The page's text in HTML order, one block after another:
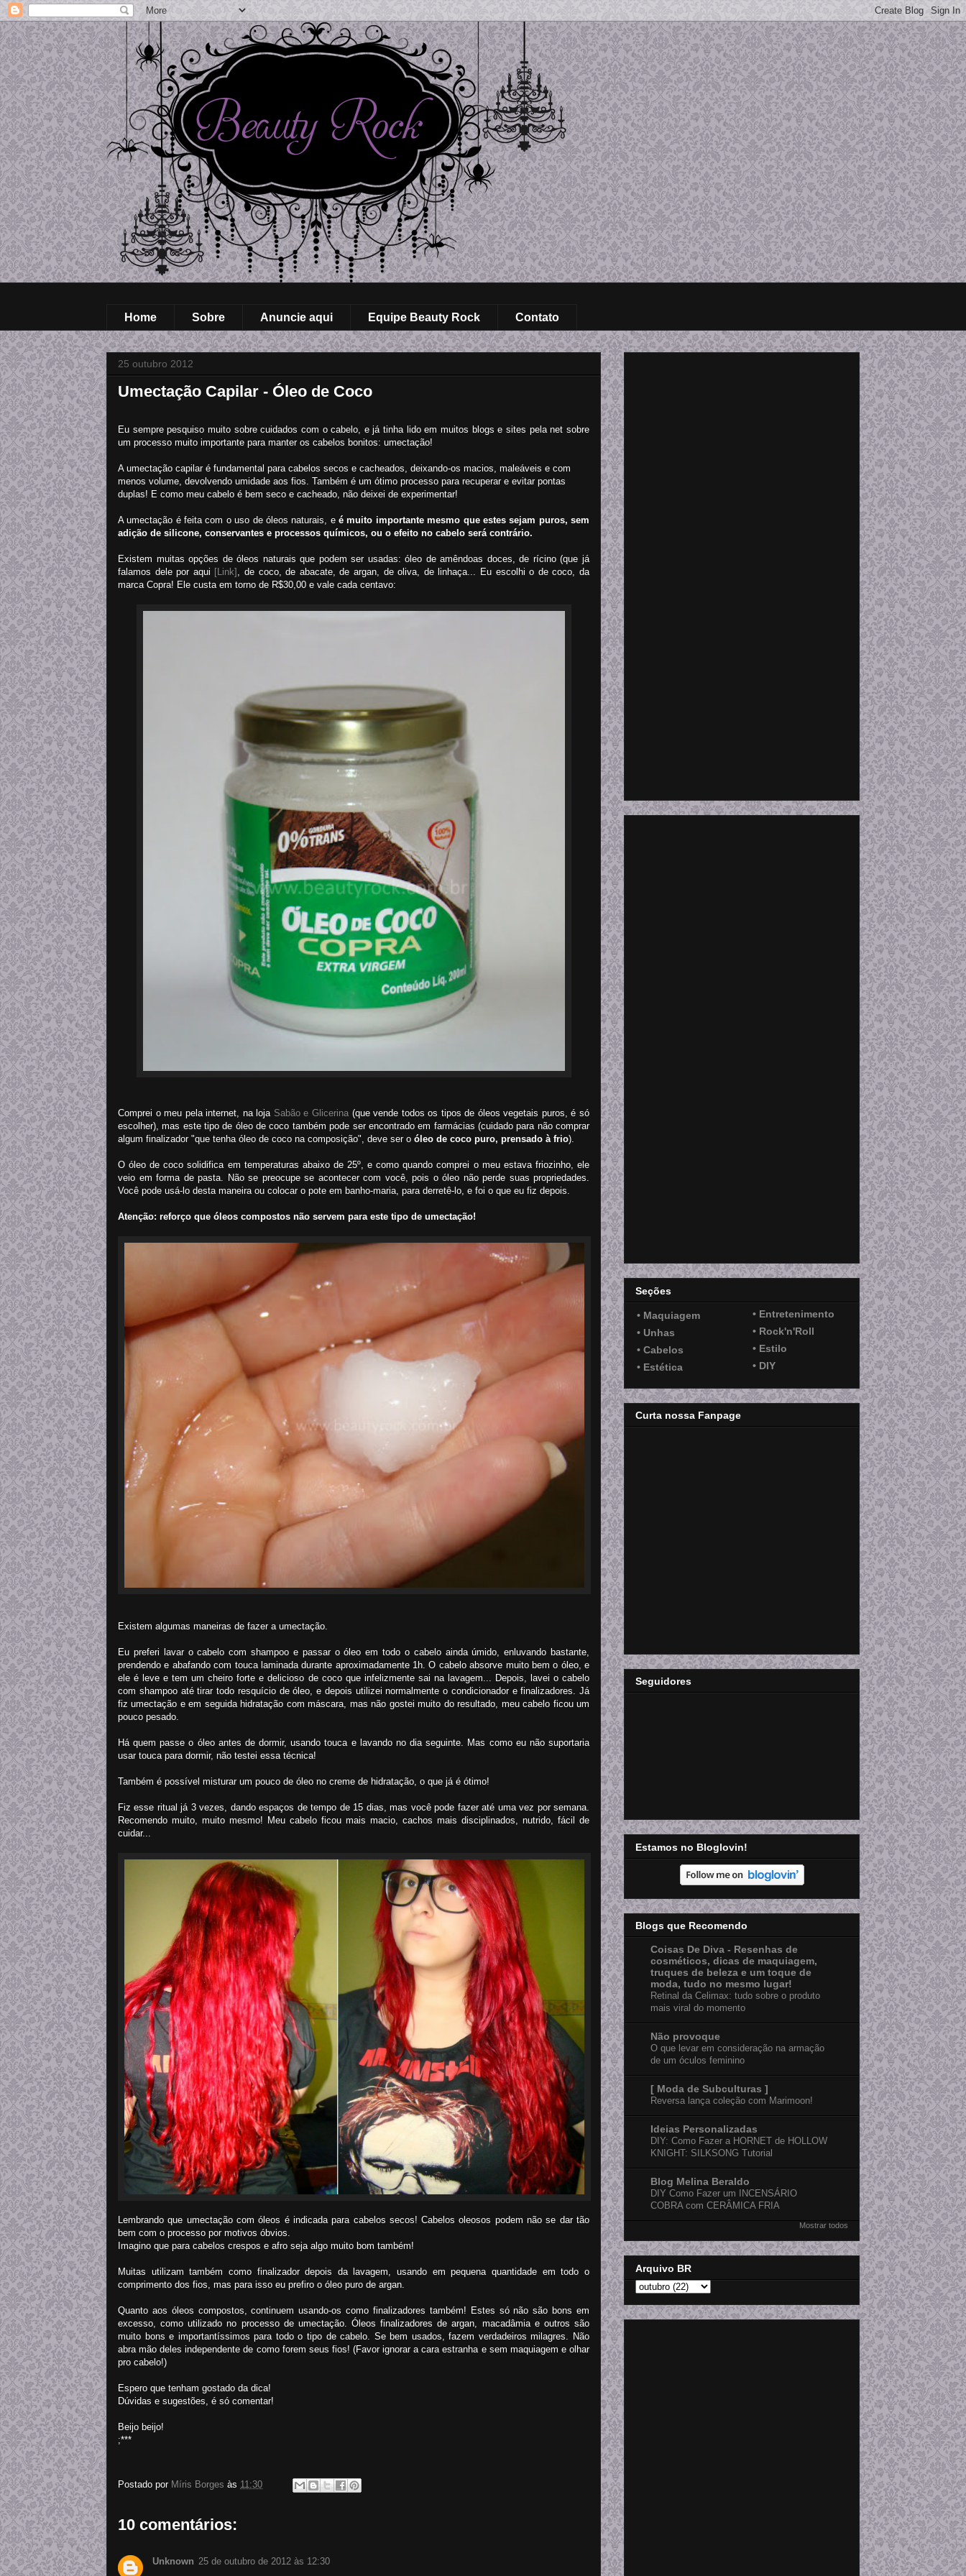
Home Sobre Anuncie aqui Equipe Beauty Rock Contato
25 outubro 2012
Umectação Capilar - Óleo de Coco
Eu sempre pesquiso muito sobre cuidados com o cabelo, e já tinha lido em muitos blogs e sites pela net sobre
um processo muito importante para manter os cabelos bonitos: umectação!
A umectação capilar é fundamental para cabelos secos e cacheados, deixando-os macios, maleáveis e com
menos volume, devolvendo umidade aos fios. Também é um ótimo processo para recuperar e evitar pontas
duplas! E como meu cabelo é bem seco e cacheado, não deixei de experimentar!
A umectação é feita com o uso de óleos naturais, eé muito importante mesmo que estes sejam puros, sem
adição de silicone, conservantes e processos químicos, ou o efeito no cabelo será contrário.
Existem muitas opções de óleos naturais que podem ser usadas: óleo de amêndoas doces, de rícino (que já
falamos dele por aqui [Link] , de coco, de abacate, de argan, de oliva, de linhaça... Eu escolhi o de coco, da
marca Copra! Ele custa em torno de R$30,00 e vale cada centavo:
Comprei o meu pela internet, na loja Sabão e Glicerina(que vende todos os tipos de óleos vegetais puros, é só
escolher), mas este tipo de óleo de coco também pode ser encontrado em farmácias (cuidado para não comprar
algum finalizador "que tenha óleo de coco na composição", deve ser o óleo de coco puro, prensado à frio).
O óleo de coco solidifica em temperaturas abaixo de 25º, e como quando comprei o meu estava friozinho, ele
veio em forma de pasta. Não se preocupe se acontecer com você, pois o óleo não perde suas propriedades.
Você pode usá-lo desta maneira ou colocar o pote em banho-maria, para derretê-lo, e foi o que eu fiz depois.
Atenção: reforço que óleos compostos não servem para este tipo de umectação!
Existem algumas maneiras de fazer a umectação.
Eu preferi lavar o cabelo com shampoo e passar o óleo em todo o cabelo ainda úmido, enluvando bastante,
prendendo e abafando com touca laminada durante aproximadamente 1h. O cabelo absorve muito bem o óleo, e
ele é leve e tem um cheiro forte e delicioso de coco que infelizmente sai na lavagem... Depois, lavei o cabelo
com shampoo até tirar todo resquício de óleo, e depois utilizei normalmente o condicionador e finalizadores. Já
fiz umectação e em seguida hidratação com máscara, mas não gostei muito do resultado, meu cabelo ficou um
pouco pesado.
Há quem passe o óleo antes de dormir, usando touca e lavando no dia seguinte. Mas como eu não suportaria
usar touca para dormir, não testei essa técnica!
Também é possível misturar um pouco de óleo no creme de hidratação, o que já é ótimo!
Fiz esse ritual já 3 vezes, dando espaços de tempo de 15 dias, mas você pode fazer até uma vez por semana.
Recomendo muito, muito mesmo! Meu cabelo ficou mais macio, cachos mais disciplinados, nutrido, fácil de
cuidar...
Lembrando que umectação com óleos é indicada para cabelos secos! Cabelos oleosos podem não se dar tão
bem com o processo por motivos óbvios.
Imagino que para cabelos crespos e afro seja algo muito bom também!
Muitas utilizam também como finalizador depois da lavagem, usando em pequena quantidade em todo o
comprimento dos fios, mas para isso eu prefiro o óleo puro de argan.
Quanto aos óleos compostos, continuem usando-os como finalizadores também! Estes só não são bons em
excesso, como utilizado no processo de umectação. Óleos finalizadores de argan, macadâmia e outros são
muito bons e importantíssimos para todo o tipo de cabelo. Se bem usados, fazem verdadeiros milagres. Não
abra mão deles independente de como forem seus fios! (Favor ignorar a cara estranha e sem maquiagem e olhar
pro cabelo!)
Espero que tenham gostado da dica!
Dúvidas e sugestões, é só comentar!
Beijo beijo!
;***
Postado por Míris Borges às 11:30
10 comentários:
Unknown 25 de outubro de 2012 às 12:30
Seções
• Maquiagem
• Entretenimento
• Unhas
• Rock'n'Roll
• Cabelos
• Estilo
• Estética
• DIY
Curta nossa Fanpage
Seguidores
Estamos no Bloglovin!
Blogs que Recomendo
Coisas De Diva - Resenhas de
cosméticos, dicas de maquiagem,
truques de beleza e um toque de
moda, tudo no mesmo lugar!
Retinal da Celimax: tudo sobre o produto
mais viral do momento
Não provoque
O que levar em consideração na armação
de um óculos feminino
[ Moda de Subculturas ]
Reversa lança coleção com Marimoon!
Ideias Personalizadas
DIY: Como Fazer a HORNET de HOLLOW
KNIGHT: SILKSONG Tutorial
Blog Melina Beraldo
DIY Como Fazer um INCENSÁRIO
COBRA com CERÂMICA FRIA
Mostrar todos
Arquivo BR